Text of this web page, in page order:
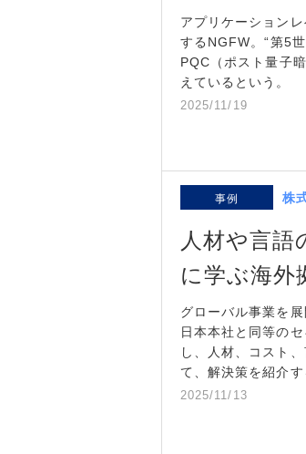
アプリケーション
するNGFW。“第5
PQC（ポスト量子
えているという。
2025/11/19
事例 株
人材や言
に学ぶ海外
グローバル事業を
日本本社と同等の
し、人材、コスト
て、解決策を紹介す
2025/11/13